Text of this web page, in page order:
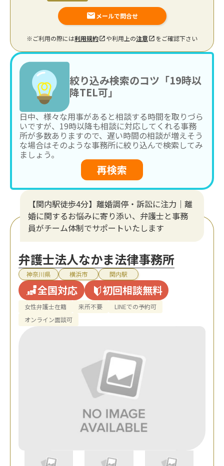
メールで問合せ
※ご利用の際には利用規約 や利用上の注意 をご確認下さい
絞り込み検索のコツ「19時以
降TEL可」
日中、様々な用事があると相談する時間を取りづら
いですが、19時以降も相談に対応してくれる事務
所が多数ありますので、遅い時間の相談が増えそう
な場合はそのような事務所に絞り込んで検索してみ
ましょう。
再検索
【関内駅徒歩4分】離婚調停・訴訟に注力│離
婚に関するお悩みに寄り添い、弁護士と事務
員がチーム体制でサポートいたします
弁護士法人なかま法律事務所
神奈川県 横浜市 関内駅
全国対応 初回相談無料
女性弁護士在籍 来所不要
LINEでの予約可
オンライン面談可